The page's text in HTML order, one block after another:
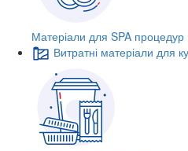
Матеріали для SPA процедур
Витратні матеріали для